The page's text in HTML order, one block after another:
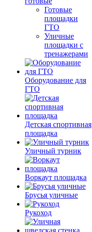
Готовые
площадки
ГТО
Уличные
площадки с
тренажерами
Оборудование для
ГТО
Детская спортивная
площадка
Уличный турник
Воркаут площадка
Брусья уличные
Рукоход